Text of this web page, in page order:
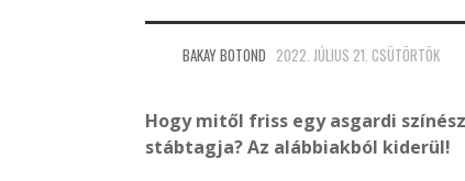
BAKAY BOTOND 2022. JÚLIUS 21. CSÜTÖRTÖK
Hogy mitől friss egy asgardi
stábtagja? Az alábbiakból kiderül!